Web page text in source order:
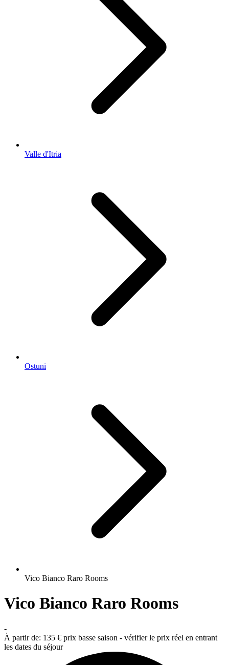
Valle d'Itria
Ostuni
Vico Bianco Raro Rooms
Vico Bianco Raro Rooms
-
À partir de: 135 € prix basse saison - vérifier le prix réel en entrant
les dates du séjour